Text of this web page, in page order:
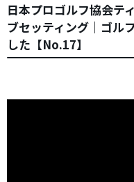
日本プロゴルフ協会テ
ブセッティング｜ゴル
した【No.17】